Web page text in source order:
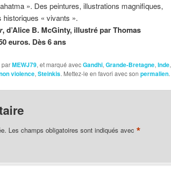
». Des peintures, illustrations magnifiques,
« vivants ».
, d’Alice B. McGinty, illustré par Thomas
euros. Dès 6 ans
parMEWJ79, et marqué avecGandhi, Grande-Bretagne, Inde,
violence, Steinkis. Mettez-le en favori avec son permalien.
Les champs obligatoires sont indiqués avec *